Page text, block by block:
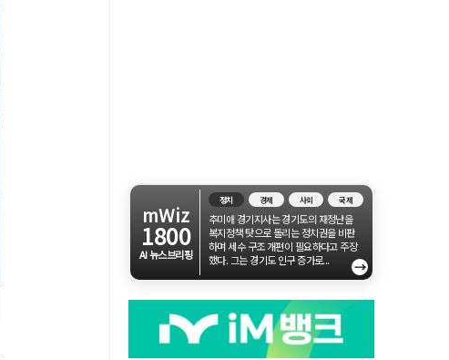
mWiz
1800
AI 뉴스브리핑
정치 경제 사회 국제
추미애 경기지사는 경기도의 재정난을
복지정책 탓으로 돌리는 정치권을 비판
하며 세수 구조 개편이 필요하다고 주장
했다. 그는 경기도 인구 증가로...
→